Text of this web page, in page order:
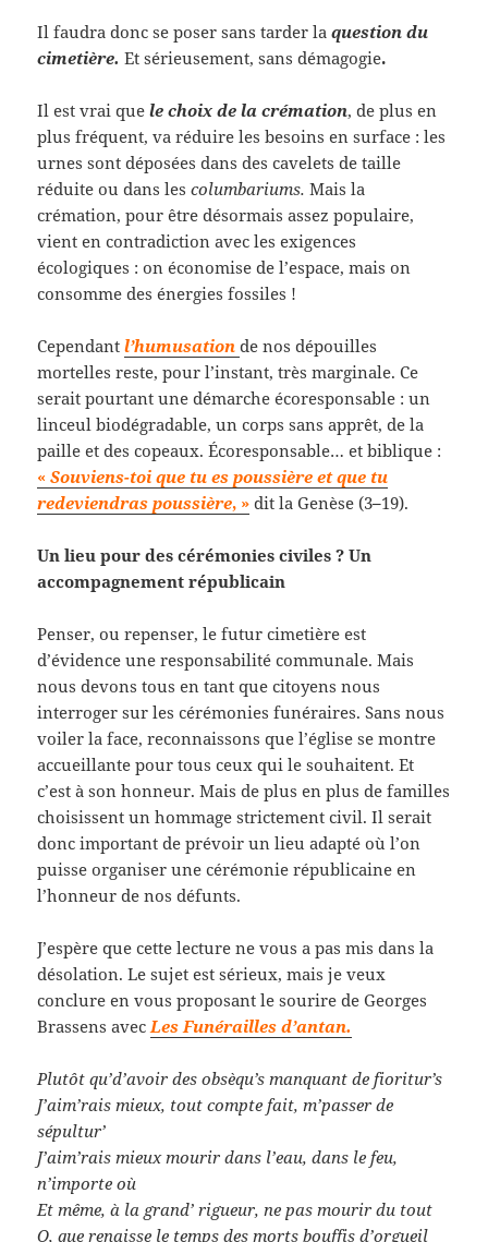
Il faudra donc se poser sans tarder laquestion du
cimetière. Et sérieusement, sans démagogie.
Il est vrai quele choix de la crémation, de plus en
plus fréquent, va réduire les besoins en surface : les
urnes sont déposées dans des cavelets de taille
réduite ou dans lescolumbariums. Mais la
crémation, pour être désormais assez populaire,
vient en contradiction avec les exigences
écologiques : on économise de l’espace, mais on
consomme des énergies fossiles !
Cependantl’humusation de nos dépouilles
mortelles reste, pour l’instant, très marginale. Ce
serait pourtant une démarche écoresponsable : un
linceul biodégradable, un corps sans apprêt, de la
paille et des copeaux. Écoresponsable… et biblique :
«Souviens-toi que tu es poussière et que tu
redeviendras poussière, » dit la Genèse (3–19).
Un lieu pour des cérémonies civiles ? Un
accompagnement républicain
Penser, ou repenser, le futur cimetière est
d’évidence une responsabilité communale. Mais
nous devons tous en tant que citoyens nous
interroger sur les cérémonies funéraires. Sans nous
voiler la face, reconnaissons que l’église se montre
accueillante pour tous ceux qui le souhaitent. Et
c’est à son honneur. Mais de plus en plus de familles
choisissent un hommage strictement civil. Il serait
donc important de prévoir un lieu adapté où l’on
puisse organiser une cérémonie républicaine en
l’honneur de nos défunts.
J’espère que cette lecture ne vous a pas mis dans la
désolation. Le sujet est sérieux, mais je veux
conclure en vous proposant le sourire de Georges
Brassens avec Les Funérailles d’antan.
Plutôt qu’d’avoir des obsèqu’s manquant de fioritur’s
J’aim’rais mieux, tout compte fait, m’passer de
sépultur’
J’aim’rais mieux mourir dans l’eau, dans le feu,
n’importe où
Et même, à la grand’ rigueur, ne pas mourir du tout
O, que renaisse le temps des morts bouffis d’orgueil